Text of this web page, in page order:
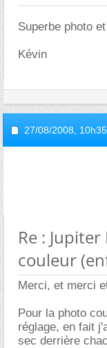
Superbe photo
Kévin
27/08/2008, 10h35
Re :
couleur
Merci, et merci
Pour la photo
réglage, en fait
sec derrière